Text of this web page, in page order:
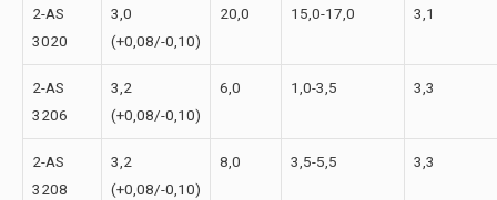
2-АS
3020
3,0
(+0,08/-0,10)
20,0 15,0-17,0 3,1
2-АS
3206
3,2
(+0,08/-0,10)
6,0 1,0-3,5 3,3
2-АS
3208
3,2
(+0,08/-0,10)
8,0 3,5-5,5 3,3